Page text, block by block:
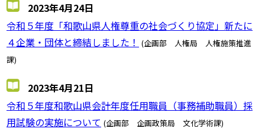
2023年4月24日
令和５年度「和歌山県人権尊重の社会づくり協定」新たに
４企業・団体と締結しました！ (企画部 人権局 人権施策推進
課)
2023年4月21日
令和５年度和歌山県会計年度任用職員（事務補助職員）採
用試験の実施について (企画部 企画政策局 文化学術課)